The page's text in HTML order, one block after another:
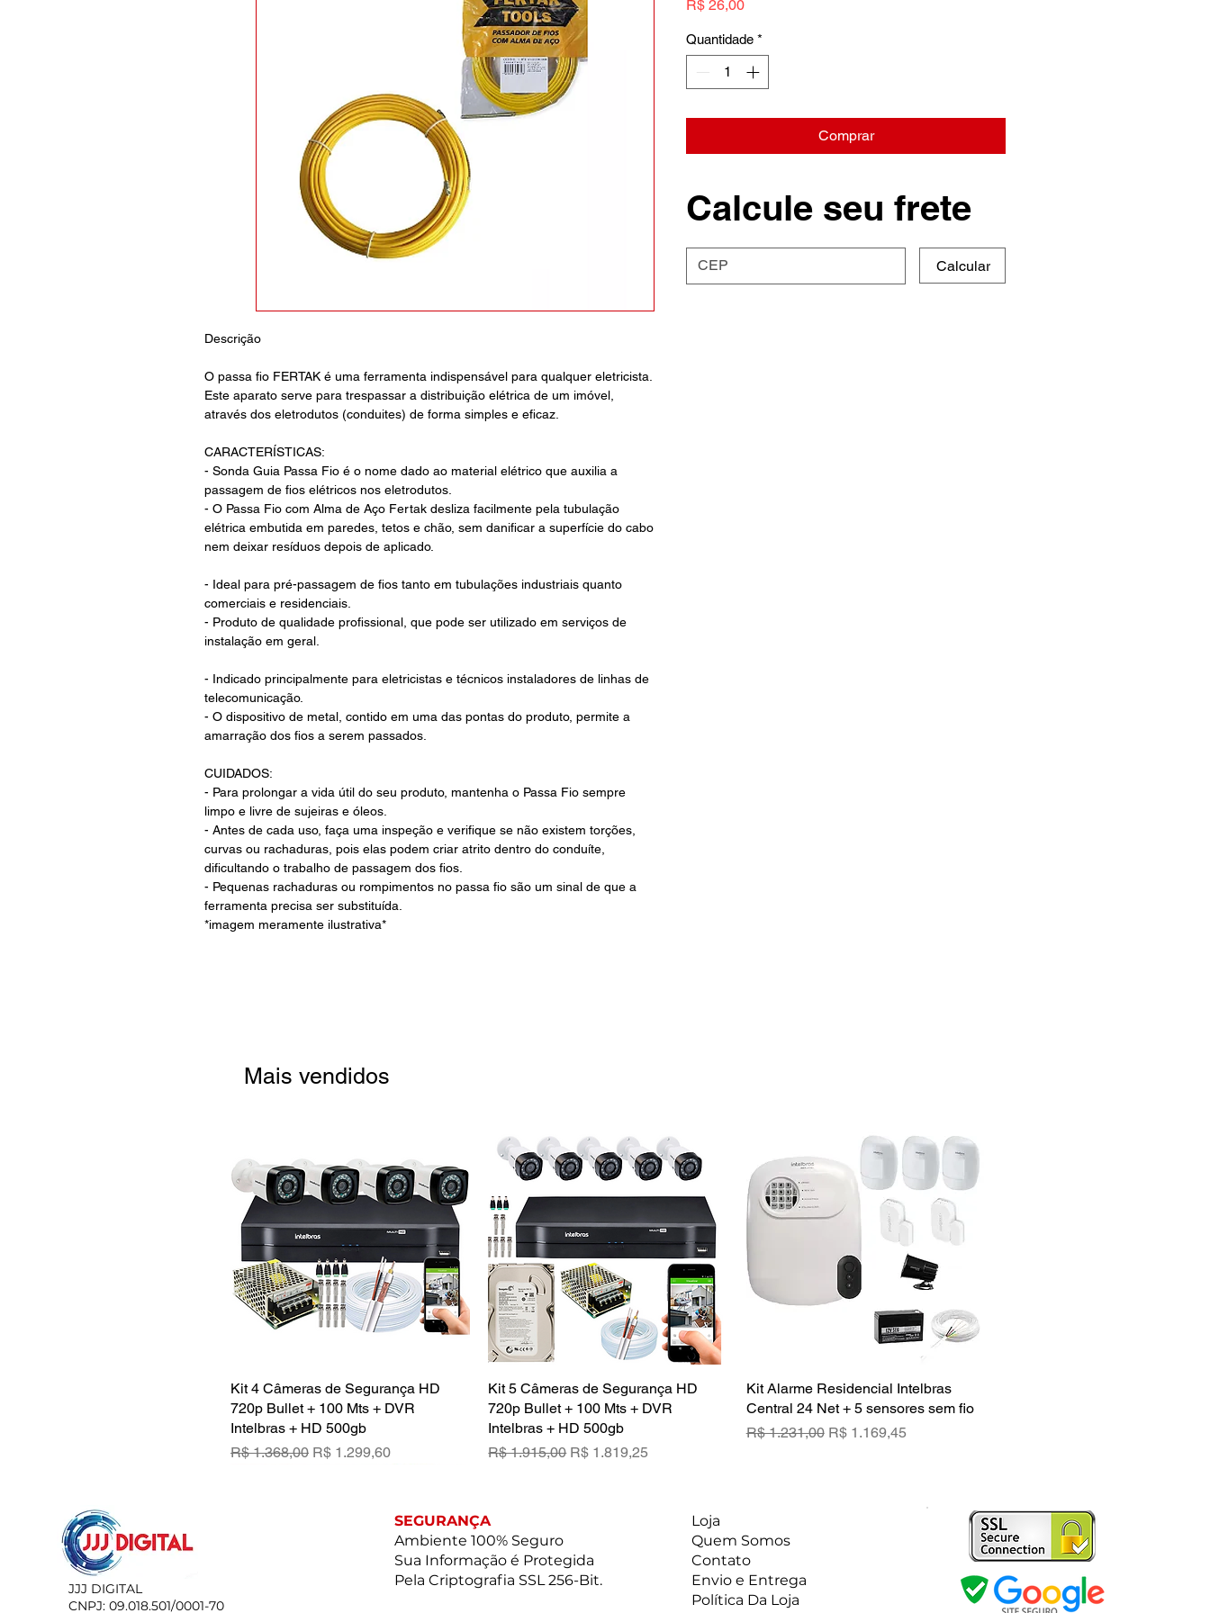
Descrição
O passa fio FERTAK é uma ferramenta indispensável para qualquer eletricista.
Este aparato serve para trespassar a distribuição elétrica de um imóvel,
através dos eletrodutos (conduites) de forma simples e eficaz.
CARACTERÍSTICAS:
- Sonda Guia Passa Fio é o nome dado ao material elétrico que auxilia a
passagem de fios elétricos nos eletrodutos.
- O Passa Fio com Alma de Aço Fertak desliza facilmente pela tubulação
elétrica embutida em paredes, tetos e chão, sem danificar a superfície do cabo
nem deixar resíduos depois de aplicado.
- Ideal para pré-passagem de fios tanto em tubulações industriais quanto
comerciais e residenciais.
- Produto de qualidade profissional, que pode ser utilizado em serviços de
instalação em geral.
- Indicado principalmente para eletricistas e técnicos instaladores de linhas de
telecomunicação.
- O dispositivo de metal, contido em uma das pontas do produto, permite a
amarração dos fios a serem passados.
CUIDADOS:
- Para prolongar a vida útil do seu produto, mantenha o Passa Fio sempre
limpo e livre de sujeiras e óleos.
- Antes de cada uso, faça uma inspeção e verifique se não existem torções,
curvas ou rachaduras, pois elas podem criar atrito dentro do conduíte,
dificultando o trabalho de passagem dos fios.
- Pequenas rachaduras ou rompimentos no passa fio são um sinal de que a
ferramenta precisa ser substituída.
*imagem meramente ilustrativa*
R$ 26,00Preço
Quantidade *
Comprar
Calcule seu frete
Calcular
Mais vendidos
Visualização rápida
Kit 4 Câmeras de Segurança HD
720p Bullet + 100 Mts + DVR
Intelbras + HD 500gb
Preço normal
R$ 1.368,00 Preço promocional
R$ 1.299,60
Visualização rápida
Kit 5 Câmeras de Segurança HD
720p Bullet + 100 Mts + DVR
Intelbras + HD 500gb
Preço normal
R$ 1.915,00 Preço promocional
R$ 1.819,25
Visualização rápida
Kit Alarme Residencial Intelbras
Central 24 Net + 5 sensores sem fio
Preço normal
R$ 1.231,00 Preço promocional
R$ 1.169,45
JJJ DIGITAL
CNPJ: 09.018.501/0001-70
SEGURANÇA
Ambiente 100% Seguro
Sua Informação é Protegida
Pela Criptografia SSL 256-Bit.
Loja
Quem Somos
Contato
Envio e Entrega
Política Da Loja